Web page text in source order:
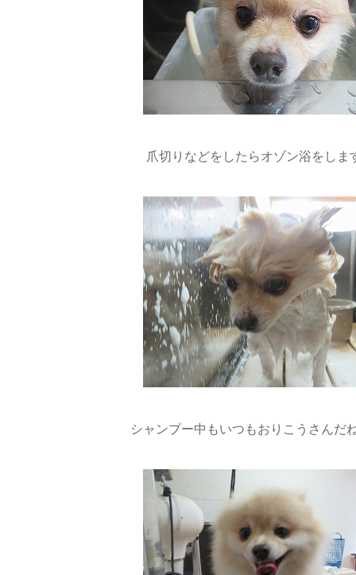
爪切りなどをしたらオゾン浴をしま
シャンプー中もいつもおりこうさんだ